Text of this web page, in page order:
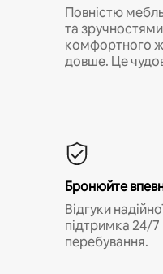
Повністю
та
комфортного
довше. Це
Бронюйте
Відгуки
підтримка 24/
перебування.